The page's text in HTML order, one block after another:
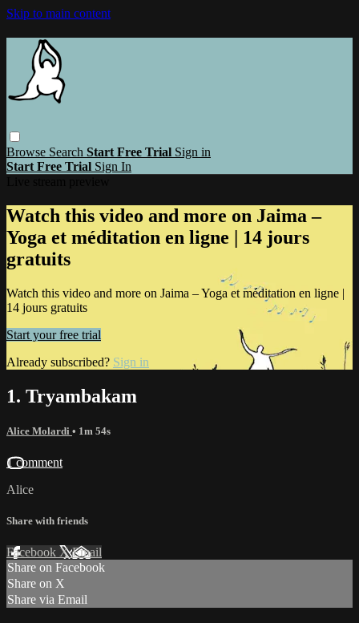
Skip to main content
Browse Search Start Free Trial Sign in
Start Free Trial Sign In
Watch this video and more on Jaima –
Yoga et méditation en ligne | 14 jours
gratuits
Watch this video and more on Jaima – Yoga et méditation en ligne |
14 jours gratuits
Start your free trial
Already subscribed? Sign in
1. Tryambakam
Alice Molardi • 1m 54s
1 comment
Alice
Share with friends
Facebook XEmail
Share on Facebook
Share on X
Share via Email